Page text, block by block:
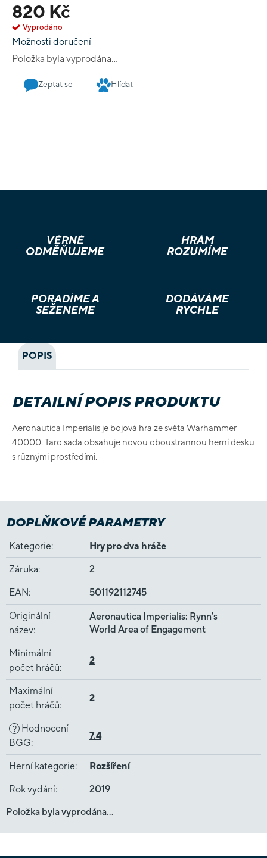
820 Kč
Vyprodáno
Možnosti doručení
Položka byla vyprodána…
Zeptat se Hlídat
VĚRNÉ
ODMĚŇUJEME
HRÁM
ROZUMÍME
PORADÍME A
SEŽENEME
DODÁVÁME
RYCHLE
POPIS
DETAILNÍ POPIS PRODUKTU
Aeronautica Imperialis je bojová hra ze světa Warhammer
40000. Taro sada obsahuje novou oboustrannou herní desku
s různými prostředími.
DOPLŇKOVÉ PARAMETRY
Kategorie: Hry pro dva hráče
Záruka: 2
EAN: 501192112745
Originální
název:
Aeronautica Imperialis: Rynn's
World Area of Engagement
Minimální
počet hráčů:
2
Maximální
počet hráčů:
2
? Hodnocení
BGG:
7.4
Herní kategorie: Rozšíření
Rok vydání:
2019
Položka byla vyprodána…